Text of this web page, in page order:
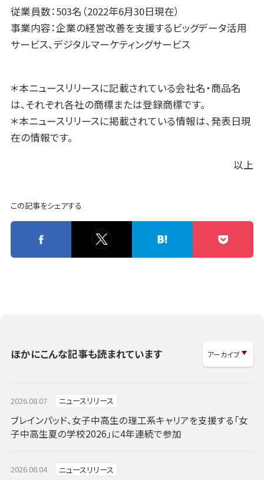
従業員数：503名（2022年6月30日現在）
事業内容：企業の経営改善を支援するビッグデータ活用
サービス、デジタルマーケティングサービス
＊本ニュースリリースに記載されている会社名・商品名
は、それぞれ各社の商標または登録商標です。
＊本ニュースリリースに掲載されている情報は、発表日現
在の情報です。
以上
この記事をシェアする
ほかにこんな記事も読まれています
2026.08.07 ニュースリリース
ブレインパッド、女子中高生の理工系キャリアを支援する「女
子中高生夏の学校2026」に4年連続で参加
2026.08.04 ニュースリリース